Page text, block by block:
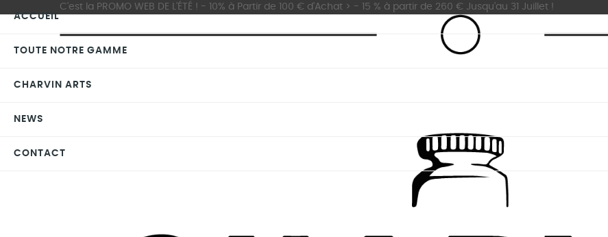
C'est la PROMO WEB DE L'ÉTÉ ! - 10% à Partir de 100 € d'Achat > - 15 % à partir de 260 € Jusqu'au 31 Juillet !
ACCUEIL
TOUTE NOTRE GAMME
CHARVIN ARTS
NEWS
CONTACT